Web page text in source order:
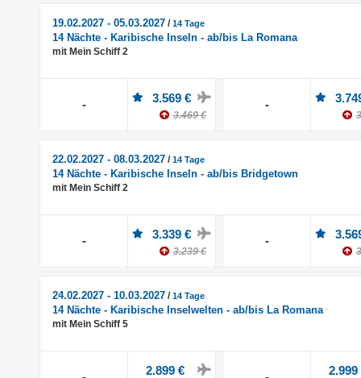
19.02.2027 - 05.03.2027 /14 Tage
14 Nächte - Karibische Inseln - ab/bis La Romana
mit Mein Schiff 2
- 3.569 €
3.469 €
-
22.02.2027 - 08.03.2027 /14 Tage
14 Nächte - Karibische Inseln - ab/bis Bridgetown
mit Mein Schiff 2
- 3.339 €
3.239 €
-
24.02.2027 - 10.03.2027 /14 Tage
14 Nächte - Karibische Inselwelten - ab/bis La Romana
mit Mein Schiff 5
2.899 € 2.999